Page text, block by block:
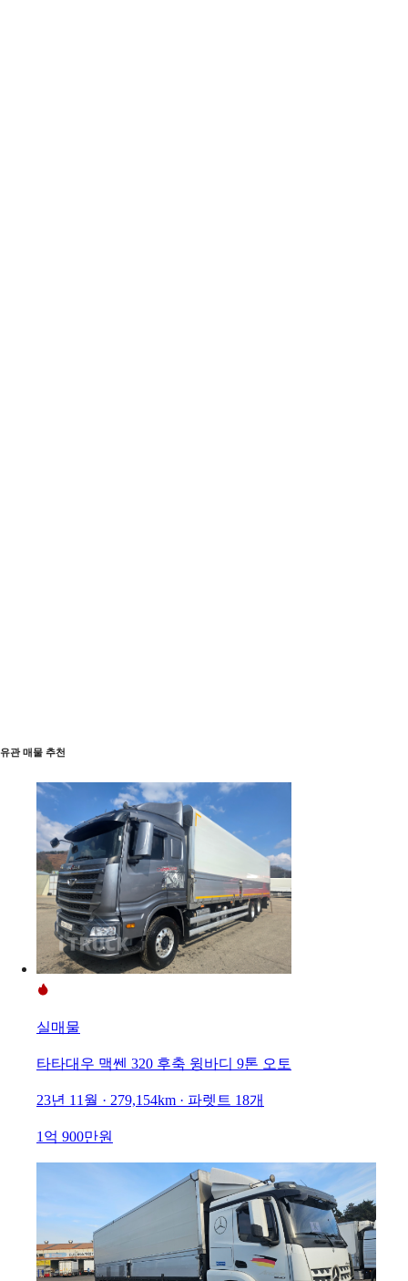
유관 매물 추천
실매물
타타대우 맥쎈 320 후축 윙바디 9톤 오토
23년 11월 · 279,154km · 파렛트 18개
1억 900만원